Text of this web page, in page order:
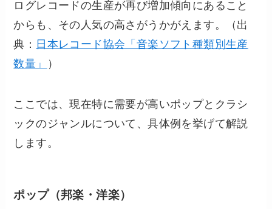
ログレコードの生産が再び増加傾向にあること
からも、その人気の高さがうかがえます。（出
典： 日本レコード協会「音楽ソフト種類別生産
数量」
）
ここでは、現在特に需要が高いポップとクラシ
ックのジャンルについて、具体例を挙げて解説
します。
ポップ（邦楽・洋楽）